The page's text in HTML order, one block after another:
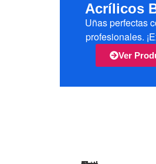
Acrílicos
Uñas perfectas
profesionales.
Ver